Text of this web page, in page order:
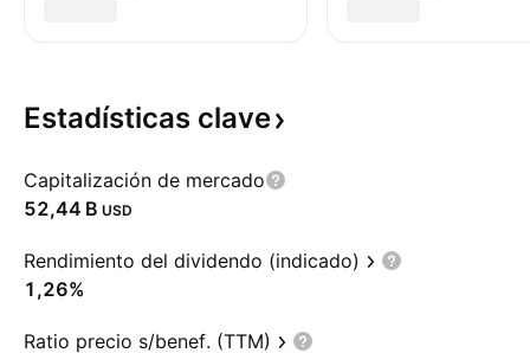
Estadísticas clave
Capitalización de mercado
‪52,44 B‬ USD
Rendimiento del dividendo (indicado)
1,26%
Ratio precio s/benef. (TTM)